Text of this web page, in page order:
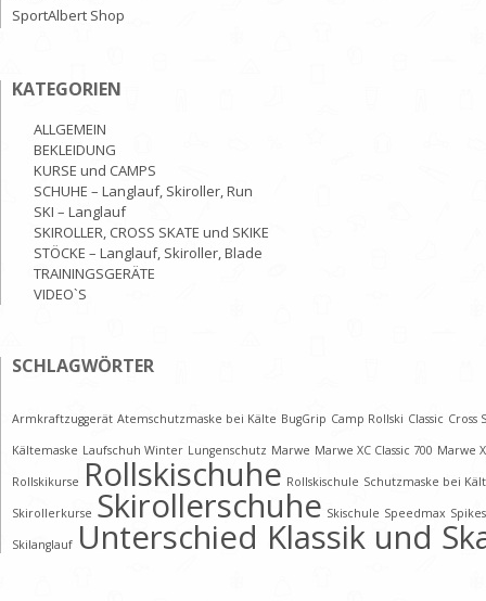
SportAlbert Shop
KATEGORIEN
ALLGEMEIN
BEKLEIDUNG
KURSE und CAMPS
SCHUHE – Langlauf, Skiroller, Run
SKI – Langlauf
SKIROLLER, CROSS SKATE und SKIKE
STÖCKE – Langlauf, Skiroller, Blade
TRAININGSGERÄTE
VIDEO`S
SCHLAGWÖRTER
Armkraftzuggerät Atemschutzmaske bei Kälte BugGrip Camp Rollski Classic Cross
Kältemaske Laufschuh Winter Lungenschutz Marwe Marwe XC Classic 700 Marwe
Rollskikurse Rollskischuhe Rollskischule Schutzmaske bei
Skirollerkurse Skirollerschuhe Skischule Speedmax Spikes
Skilanglauf Unterschied Klassik und